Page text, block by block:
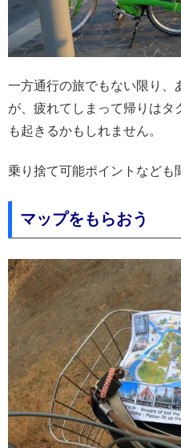
一方通行の旅でもない限り、
が、疲れてしまって帰りはタ
も起きるかもしれません。
乗り捨て可能ポイントなども
マップをもらおう